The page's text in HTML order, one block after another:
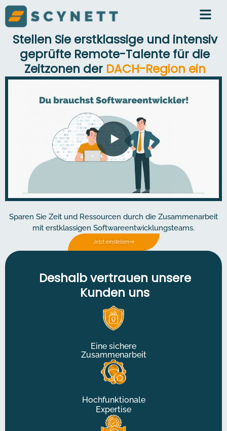
Stellen Sie erstklassige und intensiv
geprüfte Remote-Talente für die
Zeitzonen der DACH-Region ein
Sparen Sie Zeit und Ressourcen durch die Zusammenarbeit
mit erstklassigen Softwareentwicklungsteams.
Jetzt einstellen
Deshalb vertrauen unsere
Kunden uns
Eine sichere
Zusammenarbeit
Hochfunktionale
Expertise